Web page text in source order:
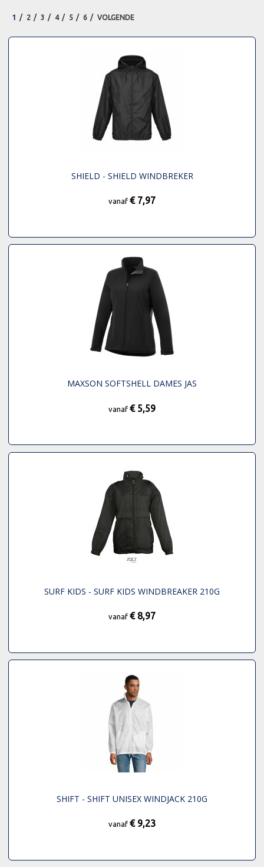
1 2 3 4 5 6 VOLGENDE
SHIELD - SHIELD WINDBREKER
vanaf € 7,97
MAXSON SOFTSHELL DAMES JAS
vanaf € 5,59
SURF KIDS - SURF KIDS WINDBREAKER 210G
vanaf € 8,97
SHIFT - SHIFT UNISEX WINDJACK 210G
vanaf € 9,23